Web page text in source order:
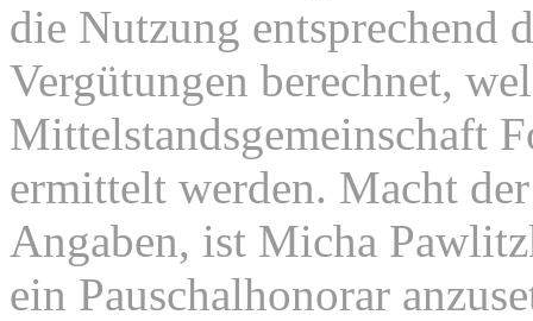
die Nutzung entsprechend
Vergütungen berechnet,
Mittelstandsgemeinschaft
ermittelt werden. Macht
Angaben, ist Micha
ein Pauschalhonorar